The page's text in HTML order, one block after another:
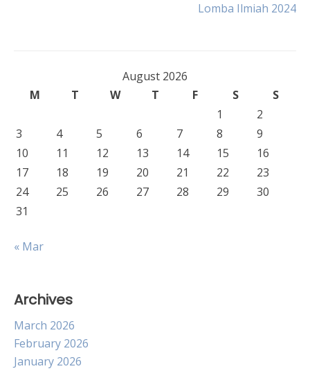
Lomba Ilmiah 2024
August 2026
M
T W T F S
S
1
2
3
4 5 6 7 8
9
10
11 12 13 14 15
16
17
18 19 20 21 22
23
24
25 26 27 28 29
30
31
« Mar
Archives
March 2026
February 2026
January 2026